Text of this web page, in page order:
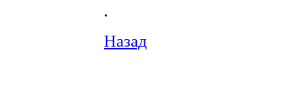
.
Назад